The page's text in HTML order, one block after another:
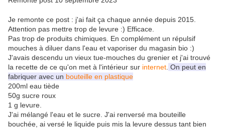
Je remonte ce post : j'ai fait ça chaque année depuis 2015.
Attention pas mettre trop de levure :) Efficace.
Pas trop de produits chimiques. En complément un répulsif
mouches à diluer dans l'eau et vaporiser du magasin bio :)
J'avais descendu un vieux tue-mouches du grenier et j'ai trouvé
la recette de ce qu'on met à l'intérieur sur internet On peut en
fabriquer avec un bouteille en plastique
200ml eau tiède
50g sucre roux
1 g levure.
J'ai mélangé l'eau et le sucre. J'ai renversé ma bouteille
bouchée, ai versé le liquide puis mis la levure dessus tant bien